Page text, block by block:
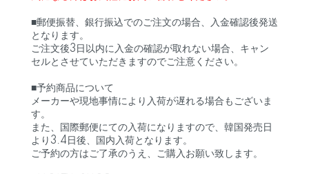
■郵便振替、銀行振込でのご注文の場合、入金確認後発送
となります。
ご注文後3日以内に入金の確認が取れない場合、キャン
セルとさせていただきますのでご注意ください。
■予約商品について
メーカーや現地事情により入荷が遅れる場合もございま
す。
また、国際郵便にての入荷になりますので、韓国発売日
より3.4日後、国内入荷となります。
ご予約の方はご了承のうえ、ご購入お願い致します。